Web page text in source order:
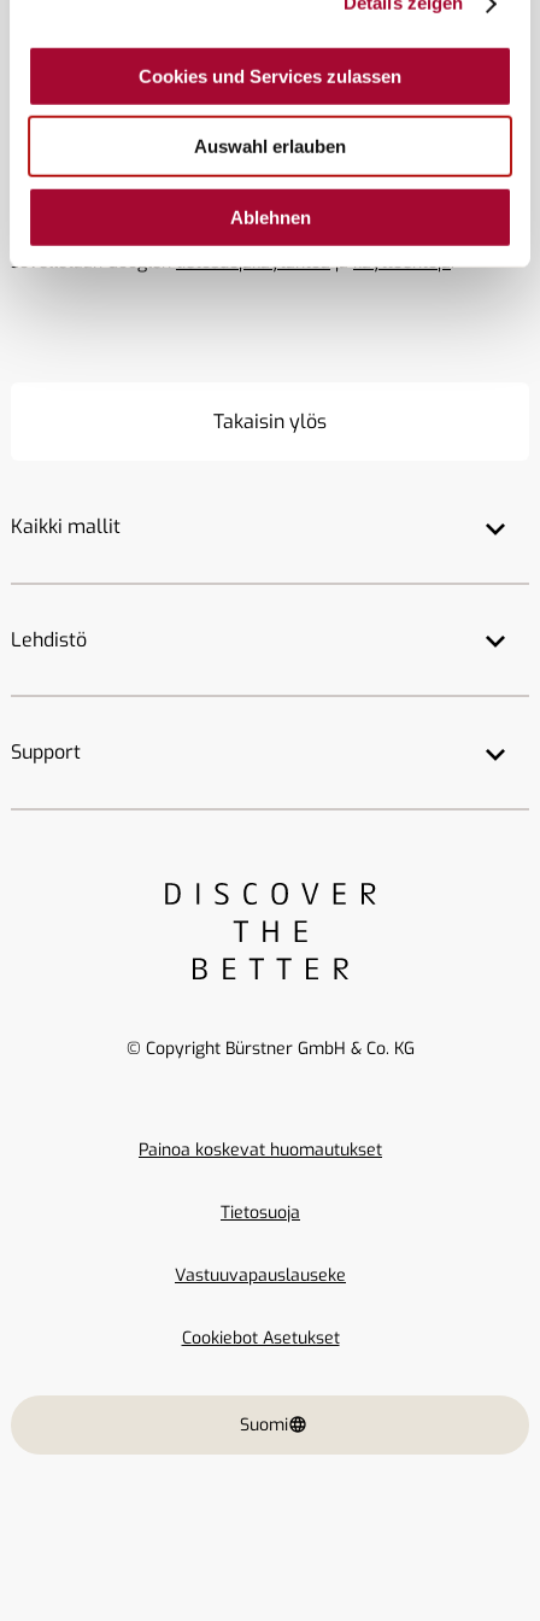
Cookies und Services zulassen
Auswahl erlauben
Ablehnen
kauppiaan kanssa. Bürstner tiedottaa minulle
tapaamisen sopimiseen liittyvistä vaiheista
Tämä verkkosivusto on suojattu reCAPTCHAlla ja siihen
sovelletaan Googlentietosuojakäytäntöäjakäyttöehtoja.
Takaisin ylös
Kaikki mallit
Lehdistö
Support
Painoa koskevat huomautukset
Tietosuoja
Vastuuvapauslauseke
Cookiebot Asetukset
Suomi
© Copyright Bürstner GmbH & Co. KG